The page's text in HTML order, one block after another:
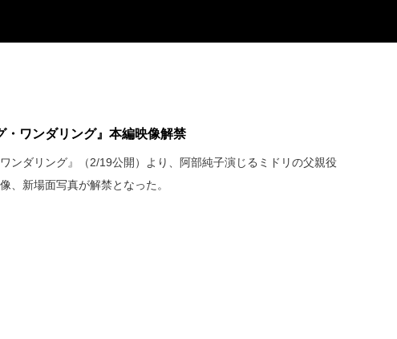
・ワンダリング』本編映像解禁
ンダリング』（2/19公開）より、阿部純子演じるミドリの父親役
、新場面写真が解禁となった。